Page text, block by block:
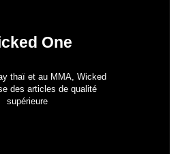
One
thaï et au MMA, Wicked
des articles de qualité
supérieure